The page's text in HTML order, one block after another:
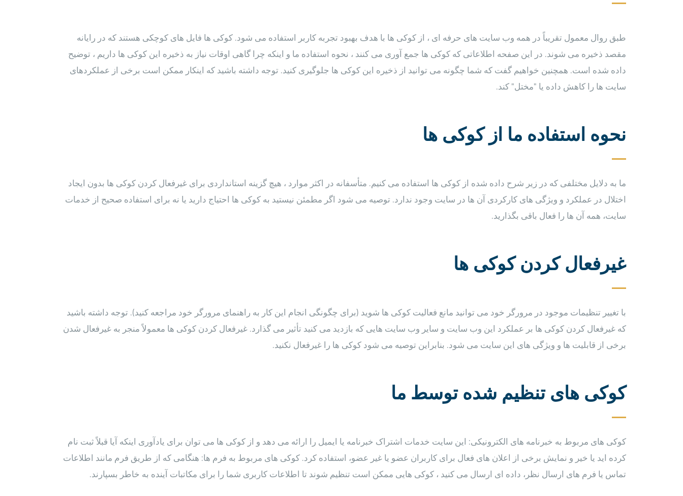
طبق روال معمول تقریباً در همه وب سایت های حرفه ای ، از کوکی ها با هدف بهبود تجربه کاربر استفاده می شود. کوکی ها فایل های کوچکی هستند که در رایانه
مقصد ذخیره می شوند. در این صفحه اطلاعاتی که کوکی ها جمع آوری می کنند ، نحوه استفاده ما و اینکه چرا گاهی اوقات نیاز به ذخیره این کوکی ها داریم ، توضیح
داده شده است. همچنین خواهیم گفت که شما چگونه می توانید از ذخیره این کوکی ها جلوگیری کنید. توجه داشته باشید که اینکار ممکن است برخی از عملکردهای
سایت ها را کاهش داده یا "مختل" کند.
نحوه استفاده ما از کوکی ها
ما به دلایل مختلفی که در زیر شرح داده شده از کوکی ها استفاده می کنیم. متأسفانه در اکثر موارد ، هیچ گزینه استانداردی برای غیرفعال کردن کوکی ها بدون ایجاد
اختلال در عملکرد و ویژگی های کارکردی آن ها در سایت وجود ندارد. توصیه می شود اگر مطمئن نیستید به کوکی ها احتیاج دارید یا نه برای استفاده صحیح از خدمات
سایت، همه آن ها را فعال باقی بگذارید.
غیرفعال کردن کوکی ها
با تغییر تنظیمات موجود در مرورگر خود می توانید مانع فعالیت کوکی ها شوید (برای چگونگی انجام این کار به راهنمای مرورگر خود مراجعه کنید). توجه داشته باشید
که غیرفعال کردن کوکی ها بر عملکرد این وب سایت و سایر وب سایت هایی که بازدید می کنید تأثیر می گذارد. غیرفعال کردن کوکی ها معمولاً منجر به غیرفعال شدن
برخی از قابلیت ها و ویژگی های این سایت می شود. بنابراین توصیه می شود کوکی ها را غیرفعال نکنید.
کوکی های تنظیم شده توسط ما
کوکی های مربوط به خبرنامه های الکترونیکی: این سایت خدمات اشتراک خبرنامه یا ایمیل را ارائه می دهد و از کوکی ها می توان برای یادآوری اینکه آیا قبلاً ثبت نام
کرده اید یا خیر و نمایش برخی از اعلان های فعال برای کاربران عضو یا غیر عضو، استفاده کرد. کوکی های مربوط به فرم ها: هنگامی که از طریق فرم مانند اطلاعات
تماس یا فرم های ارسال نظر، داده ای ارسال می کنید ، کوکی هایی ممکن است تنظیم شوند تا اطلاعات کاربری شما را برای مکاتبات آینده به خاطر بسپارند.